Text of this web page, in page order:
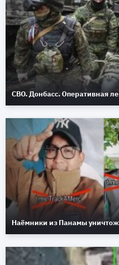
СВО. Донбасс. Оперативная
Наёмники из Панамы